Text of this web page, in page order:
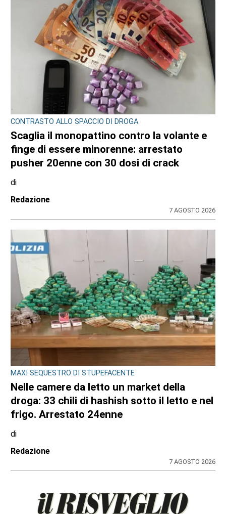
CONTRASTO ALLO SPACCIO DI DROGA
Scaglia il monopattino contro la volante e
finge di essere minorenne: arrestato
pusher 20enne con 30 dosi di crack
di
Redazione
7 AGOSTO 2026
MAXI SEQUESTRO DI STUPEFACENTE
Nelle camere da letto un market della
droga: 33 chili di hashish sotto il letto e nel
frigo. Arrestato 24enne
di
Redazione
7 AGOSTO 2026